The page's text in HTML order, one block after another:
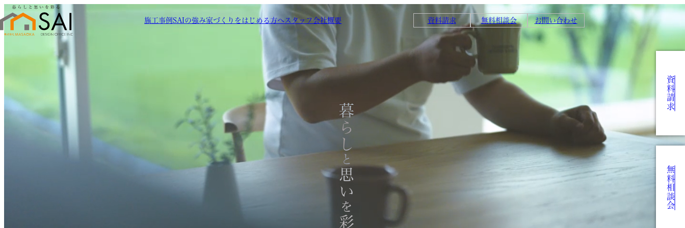
施工事例SAIの強み家づくりをはじめる方へ スタッフ会社概要 資料請求 無料相談会 お問い合わせ
暮らし
と
思い
を
資料請求
無料相談会